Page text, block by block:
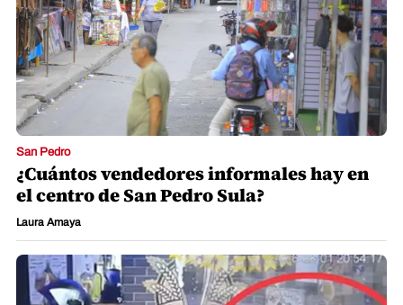
San Pedro
¿Cuántos vendedores informales hay en
el centro de San Pedro Sula?
Laura Amaya